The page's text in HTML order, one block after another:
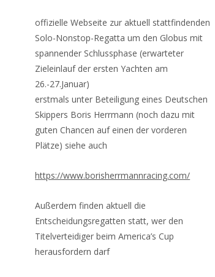
offizielle Webseite zur aktuell stattfindenden
Solo-Nonstop-Regatta um den Globus mit
spannender Schlussphase (erwarteter
Zieleinlauf der ersten Yachten am
26.-27.Januar)
erstmals unter Beteiligung eines Deutschen
Skippers Boris Herrmann (noch dazu mit
guten Chancen auf einen der vorderen
Plätze) siehe auch
https://www.borisherrmannracing.com/
Außerdem finden aktuell die
Entscheidungsregatten statt, wer den
Titelverteidiger beim America’s Cup
herausfordern darf